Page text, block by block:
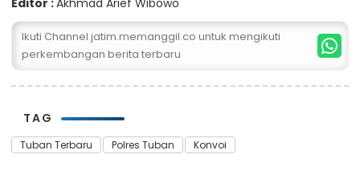
Editor :Akhmad Arief Wibowo
Ikuti Channel jatim.memanggil.co untuk mengikuti
perkembangan berita terbaru
TAG
Tuban Terbaru Polres Tuban Konvoi